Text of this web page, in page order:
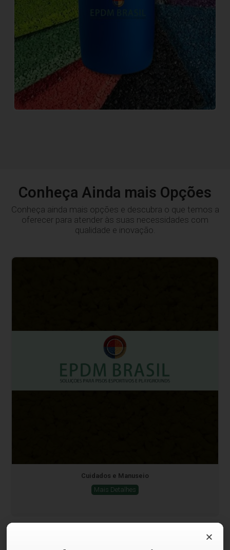
Conheça Ainda mais Opções
Conheça ainda mais opções e descubra o que temos a
oferecer para atender às suas necessidades com
qualidade e inovação.
Cuidados e Manuseio
Mais Detalhes